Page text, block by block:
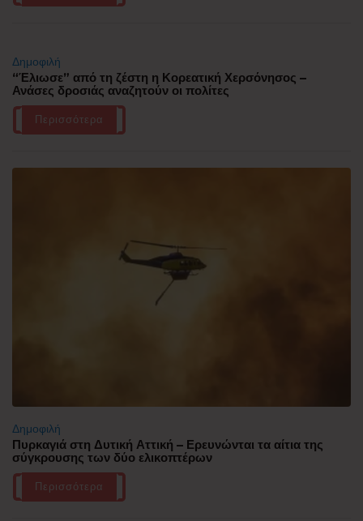
Δημοφιλή
“Έλιωσε” από τη ζέστη η Κορεατική Χερσόνησος –
Ανάσες δροσιάς αναζητούν οι πολίτες
Περισσότερα
Δημοφιλή
Πυρκαγιά στη Δυτική Αττική – Ερευνώνται τα αίτια της
σύγκρουσης των δύο ελικοπτέρων
Περισσότερα